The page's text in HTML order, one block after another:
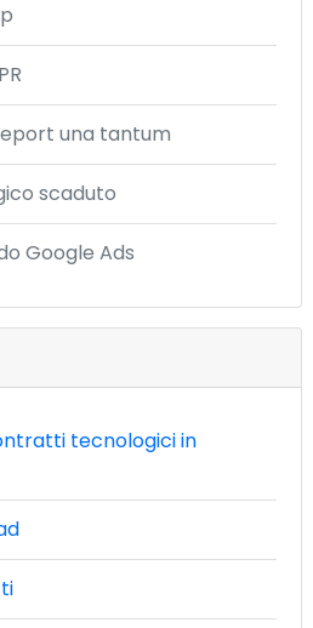
una tantum
scaduto
Google Ads
tecnologici in